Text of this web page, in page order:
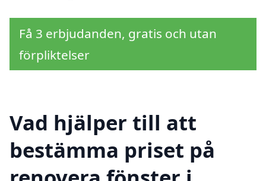
Få 3 erbjudanden, gratis och utan
förpliktelser
Vad hjälper till att
bestämma priset på